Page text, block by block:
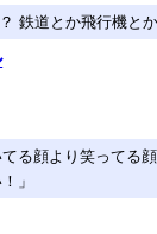
鉄道とか飛行機と
る顔より笑ってる
」